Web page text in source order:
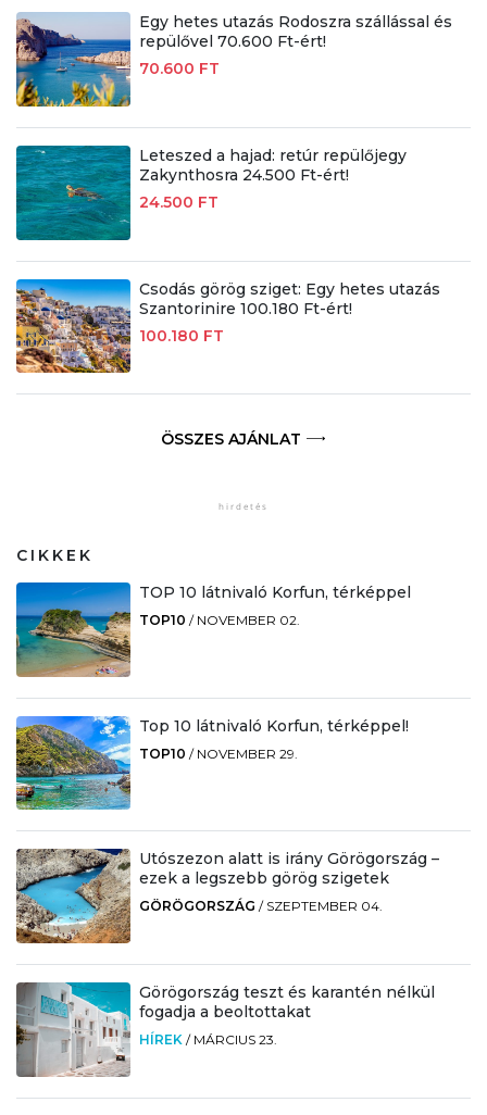
Egy hetes utazás Rodoszra szállással és
repülővel 70.600 Ft-ért!
70.600 FT
Leteszed a hajad: retúr repülőjegy
Zakynthosra 24.500 Ft-ért!
24.500 FT
Csodás görög sziget: Egy hetes utazás
Szantorinire 100.180 Ft-ért!
100.180 FT
ÖSSZES AJÁNLAT
CIKKEK
TOP 10 látnivaló Korfun, térképpel
TOP10 / NOVEMBER 02.
Top 10 látnivaló Korfun, térképpel!
TOP10 / NOVEMBER 29.
Utószezon alatt is irány Görögország –
ezek a legszebb görög szigetek
GÖRÖGORSZÁG / SZEPTEMBER 04.
Görögország teszt és karantén nélkül
fogadja a beoltottakat
HÍREK / MÁRCIUS 23.